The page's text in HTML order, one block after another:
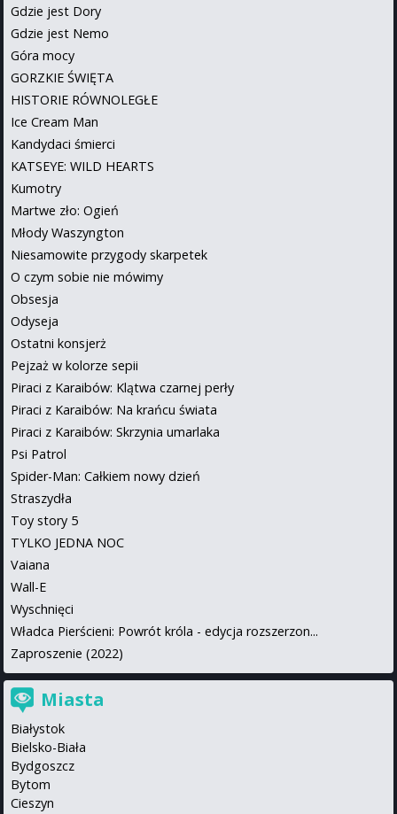
Gdzie jest Dory
Gdzie jest Nemo
Góra mocy
GORZKIE ŚWIĘTA
HISTORIE RÓWNOLEGŁE
Ice Cream Man
Kandydaci śmierci
KATSEYE: WILD HEARTS
Kumotry
Martwe zło: Ogień
Młody Waszyngton
Niesamowite przygody skarpetek
O czym sobie nie mówimy
Obsesja
Odyseja
Ostatni konsjerż
Pejzaż w kolorze sepii
Piraci z Karaibów: Klątwa czarnej perły
Piraci z Karaibów: Na krańcu świata
Piraci z Karaibów: Skrzynia umarlaka
Psi Patrol
Spider-Man: Całkiem nowy dzień
Straszydła
Toy story 5
TYLKO JEDNA NOC
Vaiana
Wall-E
Wyschnięci
Władca Pierścieni: Powrót króla - edycja rozszerzon...
Zaproszenie (2022)
Miasta
Białystok
Bielsko-Biała
Bydgoszcz
Bytom
Cieszyn